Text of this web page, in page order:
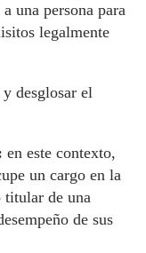
una persona para
legalmente
desglosar el
en este contexto,
un cargo en la
titular de una
de sus